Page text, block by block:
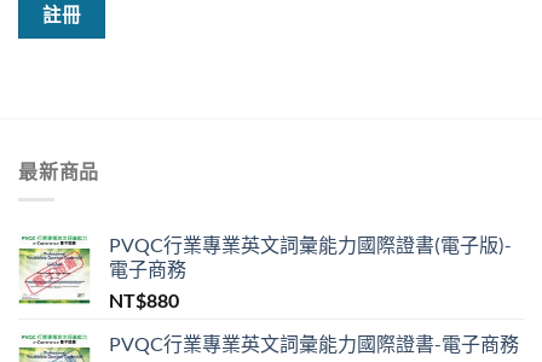
註冊
最新商品
PVQC行業專業英文詞彙能力國際證書(電子版)-
電子商務
NT$880
PVQC行業專業英文詞彙能力國際證書-電子商務